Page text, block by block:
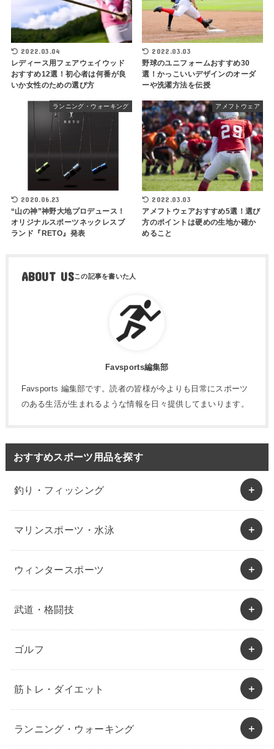
2022.03.04
レディース用フェアウェイウッド
おすすめ12選！初心者は何番が良
いか女性のための選び方
2022.03.03
野球のユニフォームおすすめ30
選！かっこいいデザインのオーダ
ーや洗濯方法を伝授
ランニング・ウォーキング
2020.06.23
“山の神”神野大地プロデュース！
オリジナルスポーツネックレスブ
ランド『RETO』発表
アメフトウェア
2022.03.03
アメフトウェアおすすめ5選！選び
方のポイントは硬めの生地か確か
めること
ABOUT US
Favsports編集部
Favsports 編集部です。読者の皆様が今よりも日常にスポーツ
のある生活が生まれるような情報を日々提供してまいります。
おすすめスポーツ用品を探す
釣り・フィッシング
マリンスポーツ・水泳
ウィンタースポーツ
武道・格闘技
ゴルフ
筋トレ・ダイエット
ランニング・ウォーキング